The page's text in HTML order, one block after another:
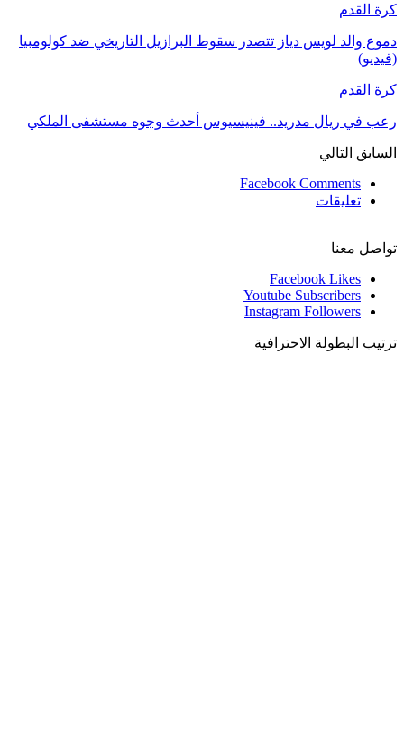
كرة القدم
دموع والد لويس دياز تتصدر سقوط البرازيل التاريخي ضد كولومبيا
(فيديو)
كرة القدم
رعب في ريال مدريد.. فينيسيوس أحدث وجوه مستشفى الملكي
السابق التالي
Facebook Comments
تعليقات
تواصل معنا
Facebook Likes
Youtube Subscribers
Instagram Followers
ترتيب البطولة الاحترافية